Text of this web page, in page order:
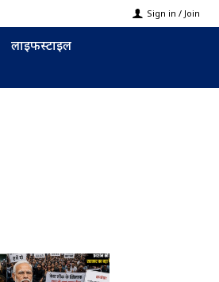
Sign in / Join
लाइफस्टाइल